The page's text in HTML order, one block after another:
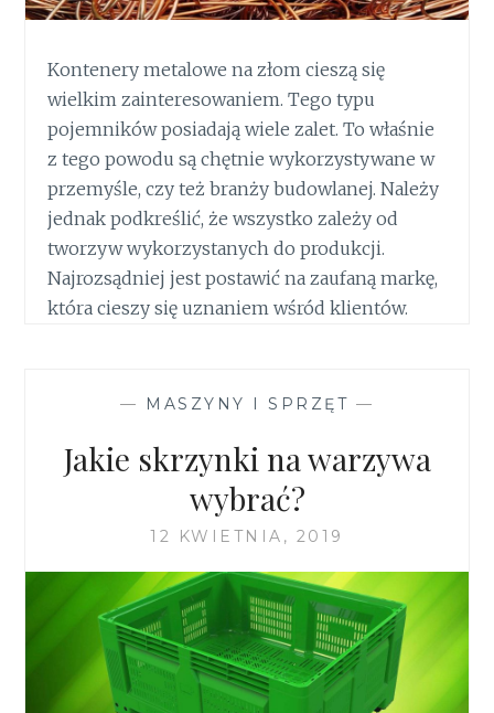
Kontenery metalowe na złom cieszą się
wielkim zainteresowaniem. Tego typu
pojemników posiadają wiele zalet. To właśnie
z tego powodu są chętnie wykorzystywane w
przemyśle, czy też branży budowlanej. Należy
jednak podkreślić, że wszystko zależy od
tworzyw wykorzystanych do produkcji.
Najrozsądniej jest postawić na zaufaną markę,
która cieszy się uznaniem wśród klientów.
— MASZYNY I SPRZĘT —
Jakie skrzynki na warzywa
wybrać?
12 KWIETNIA, 2019